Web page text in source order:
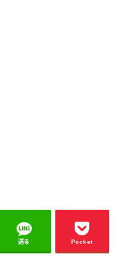
送る Pocket